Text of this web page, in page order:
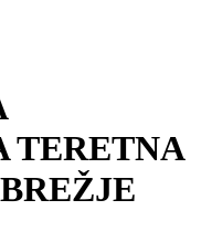
TERETNA